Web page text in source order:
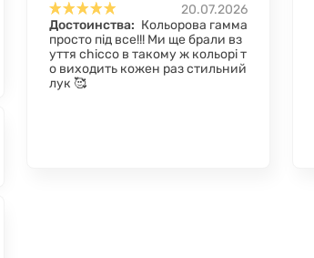
20.07.2026
Достоинства: Кольорова гамма
просто під все!!! Ми ще брали вз
уття chicco в такому ж кольорі т
о виходить кожен раз стильний
лук 🥰